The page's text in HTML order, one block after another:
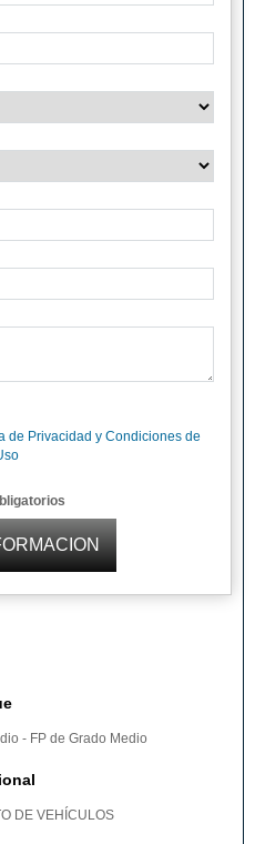
de Privacidad y Condiciones de
- FP de Grado Medio
DE VEHÍCULOS